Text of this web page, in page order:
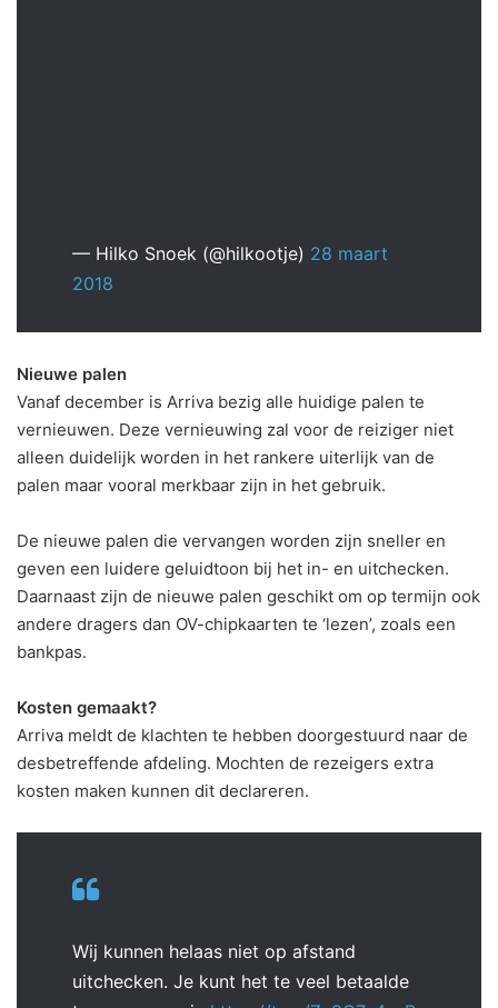
— Hilko Snoek (@hilkootje) 28 maart
2018
Nieuwe palen
Vanaf december is Arriva bezig alle huidige palen te
vernieuwen. Deze vernieuwing zal voor de reiziger niet
alleen duidelijk worden in het rankere uiterlijk van de
palen maar vooral merkbaar zijn in het gebruik.
De nieuwe palen die vervangen worden zijn sneller en
geven een luidere geluidtoon bij het in- en uitchecken.
Daarnaast zijn de nieuwe palen geschikt om op termijn ook
andere dragers dan OV-chipkaarten te ‘lezen’, zoals een
bankpas.
Kosten gemaakt?
Arriva meldt de klachten te hebben doorgestuurd naar de
desbetreffende afdeling. Mochten de rezeigers extra
kosten maken kunnen dit declareren.
Wij kunnen helaas niet op afstand
uitchecken. Je kunt het te veel betaalde